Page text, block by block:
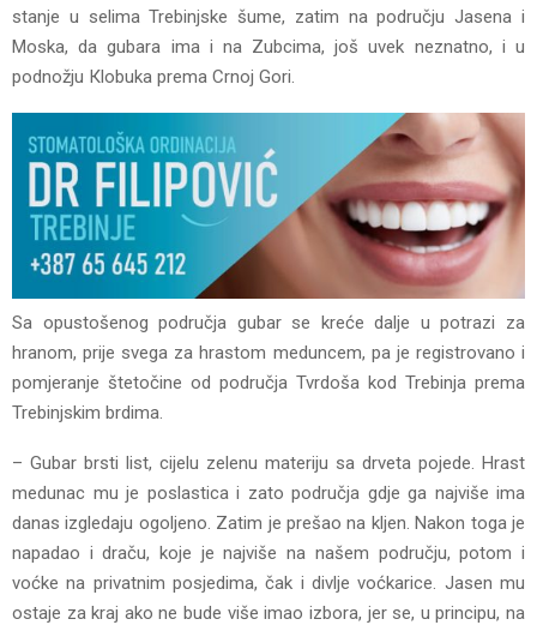
stanje u selima Trebinjske šume, zatim na području Jasena i
Moska, da gubara ima i na Zubcima, još uvek neznatno, i u
podnožju Кlobuka prema Crnoj Gori.
Sa opustošenog područja gubar se kreće dalje u potrazi za
hranom, prije svega za hrastom meduncem, pa je registrovano i
pomjeranje štetočine od područja Tvrdoša kod Trebinja prema
Trebinjskim brdima.
– Gubar brsti list, cijelu zelenu materiju sa drveta pojede. Hrast
medunac mu je poslastica i zato područja gdje ga najviše ima
danas izgledaju ogoljeno. Zatim je prešao na kljen. Nakon toga je
napadao i draču, koje je najviše na našem području, potom i
voćke na privatnim posjedima, čak i divlje voćkarice. Jasen mu
ostaje za kraj ako ne bude više imao izbora, jer se, u principu, na